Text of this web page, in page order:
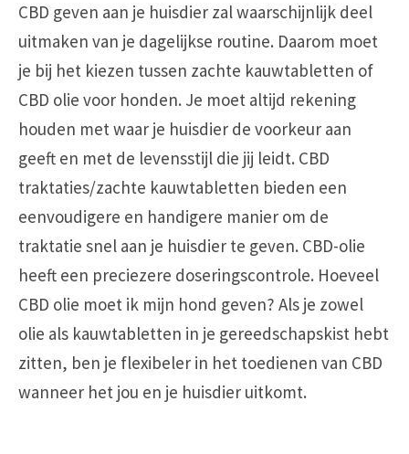
CBD geven aan je huisdier zal waarschijnlijk deel
uitmaken van je dagelijkse routine. Daarom moet
je bij het kiezen tussen zachte kauwtabletten of
CBD olie voor honden. Je moet altijd rekening
houden met waar je huisdier de voorkeur aan
geeft en met de levensstijl die jij leidt. CBD
traktaties/zachte kauwtabletten bieden een
eenvoudigere en handigere manier om de
traktatie snel aan je huisdier te geven. CBD-olie
heeft een preciezere doseringscontrole. Hoeveel
CBD olie moet ik mijn hond geven? Als je zowel
olie als kauwtabletten in je gereedschapskist hebt
zitten, ben je flexibeler in het toedienen van CBD
wanneer het jou en je huisdier uitkomt.